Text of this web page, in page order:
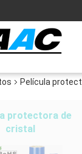
Película
protectora de
cristal